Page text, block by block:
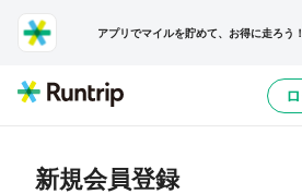
アプリでマイルを貯めて、お得に走ろう！
新規会員登録